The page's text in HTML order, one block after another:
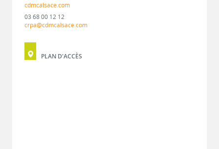
cdmcalsace.com
03 68 00 12 12
crpa@cdmcalsace.com
PLAN D'ACCÈS